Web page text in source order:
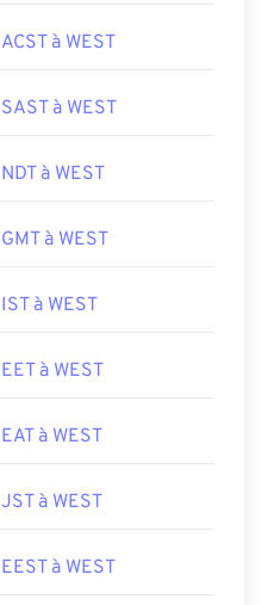
ACST à WEST
SAST à WEST
NDT à WEST
GMT à WEST
IST à WEST
EET à WEST
EAT à WEST
JST à WEST
EEST à WEST